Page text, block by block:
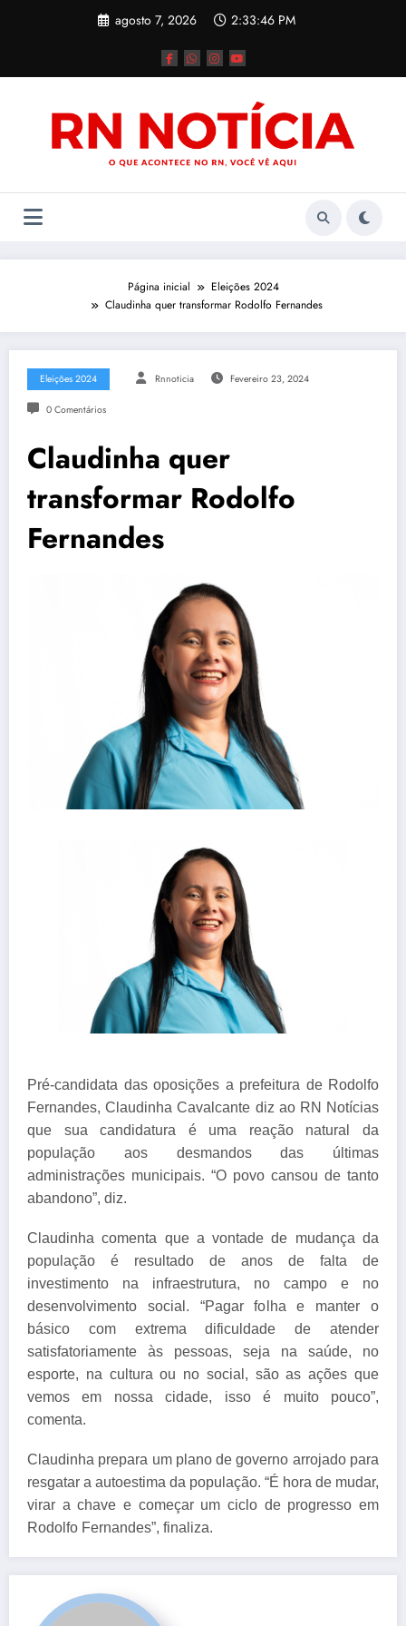
agosto 7, 2026 2:33:47 PM
Página inicial
Eleições 2024
Claudinha quer transformar Rodolfo Fernandes
Eleições 2024 Rnnoticia Fevereiro 23, 2024
0 Comentários
Claudinha quer
transformar Rodolfo
Fernandes
Pré-candidata das oposições a prefeitura de Rodolfo
Fernandes, Claudinha Cavalcante diz ao RN Notícias
que sua candidatura é uma reação natural da
população aos desmandos das últimas
administrações municipais. “O povo cansou de tanto
abandono”, diz.
Claudinha comenta que a vontade de mudança da
população é resultado de anos de falta de
investimento na infraestrutura, no campo e no
desenvolvimento social. “Pagar folha e manter o
básico com extrema dificuldade de atender
satisfatoriamente às pessoas, seja na saúde, no
esporte, na cultura ou no social, são as ações que
vemos em nossa cidade, isso é muito pouco”,
comenta.
Claudinha prepara um plano de governo arrojado para
resgatar a autoestima da população. “É hora de mudar,
virar a chave e começar um ciclo de progresso em
Rodolfo Fernandes”, finaliza.